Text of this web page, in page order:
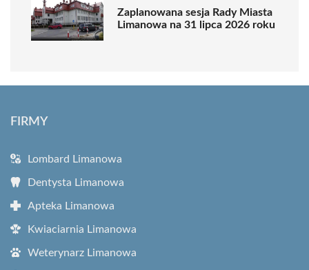
Zaplanowana sesja Rady Miasta
Limanowa na 31 lipca 2026 roku
FIRMY
Lombard Limanowa
Dentysta Limanowa
Apteka Limanowa
Kwiaciarnia Limanowa
Weterynarz Limanowa